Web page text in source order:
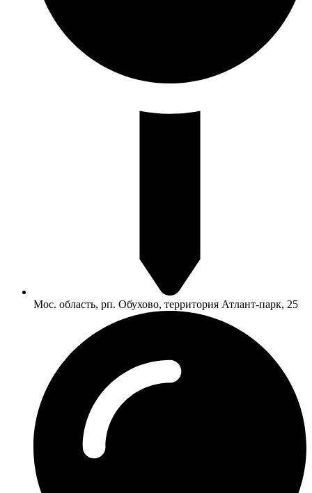
Мос. область, рп. Обухово, территория Атлант-парк, 25